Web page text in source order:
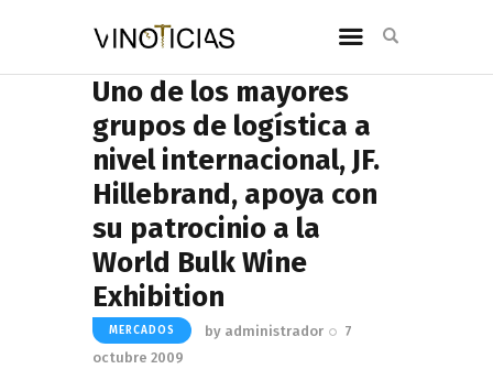
Uno de los mayores
grupos de logística a
nivel internacional, JF.
Hillebrand, apoya con
su patrocinio a la
World Bulk Wine
Exhibition
MERCADOS by administrador
7
octubre 2009